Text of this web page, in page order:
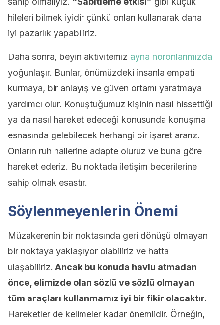
hileleri bilmek iyidir çünkü onları kullanarak daha
iyi pazarlık yapabiliriz.
Daha sonra, beyin aktivitemiz ayna nöronlarımızda
yoğunlaşır. Bunlar, önümüzdeki insanla empati
kurmaya, bir anlayış ve güven ortamı yaratmaya
yardımcı olur. Konuştuğumuz kişinin nasıl hissettiği
ya da nasıl hareket edeceği konusunda konuşma
esnasında gelebilecek herhangi bir işaret ararız.
Onların ruh hallerine adapte oluruz ve buna göre
hareket ederiz. Bu noktada iletişim becerilerine
sahip olmak esastır.
Söylenmeyenlerin Önemi
Müzakerenin bir noktasında geri dönüşü olmayan
bir noktaya yaklaşıyor olabiliriz ve hatta
ulaşabiliriz. Ancak bu konuda havlu atmadan
önce, elimizde olan sözlü ve sözlü olmayan
tüm araçları kullanmamız iyi bir fikir olacaktır.
Hareketler de kelimeler kadar önemlidir. Örneğin,